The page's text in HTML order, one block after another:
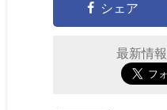
シェア
最新情